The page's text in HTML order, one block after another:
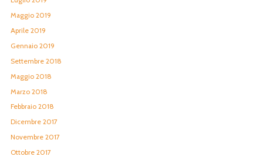
Maggio 2019
Aprile 2019
Gennaio 2019
Settembre 2018
Maggio 2018
Marzo 2018
Febbraio 2018
Dicembre 2017
Novembre 2017
Ottobre 2017